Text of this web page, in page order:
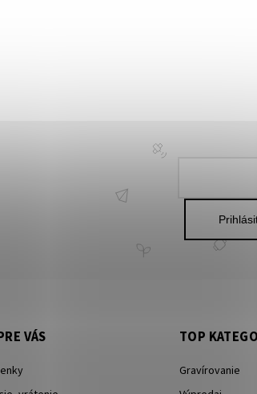
VÁS TOP
Gravírovanie